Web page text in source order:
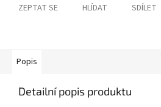
ZEPTAT SE HLÍDAT SDÍLET
Popis
Detailní popis produktu